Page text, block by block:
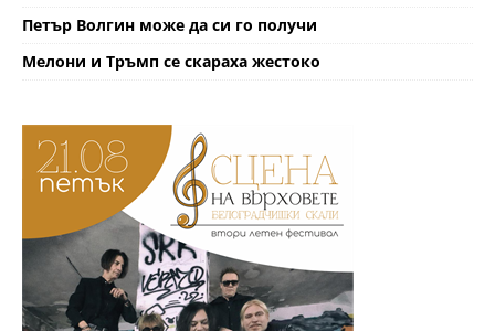
Петър Волгин може да си го получи
Мелони и Тръмп се скараха жестоко